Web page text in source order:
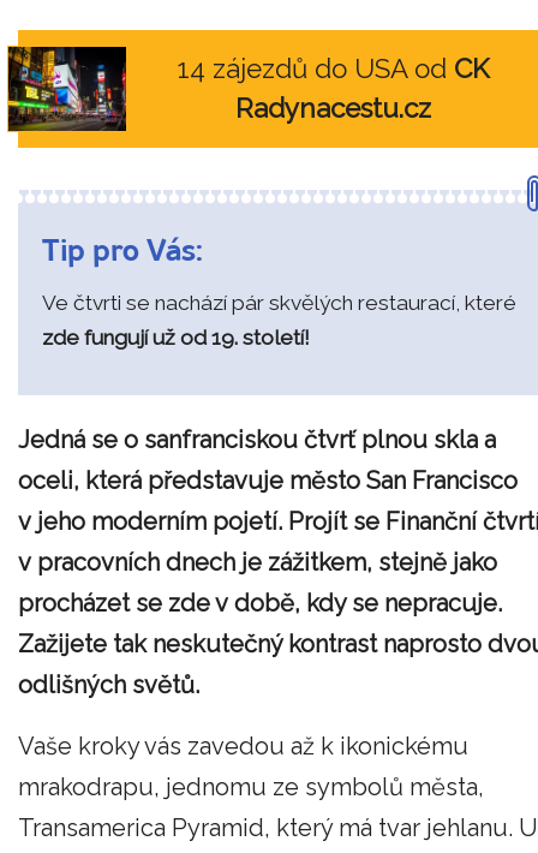
14 zájezdů do USA od CK
Radynacestu.cz
Tip pro Vás:
Ve čtvrti se nachází pár skvělých restaurací, které
zde fungují už od 19. století!
Jedná se o sanfranciskou čtvrť plnou skla a
oceli, která představuje město San Francisco
v jeho moderním pojetí. Projít se Finanční
v pracovních dnech je zážitkem, stejně jako
procházet se zde v době, kdy se nepracuje.
Zažijete tak neskutečný kontrast naprosto
odlišných světů.
Vaše kroky vás zavedou až k ikonickému
mrakodrapu, jednomu ze symbolů města,
Transamerica Pyramid, který má tvar jehlanu. U